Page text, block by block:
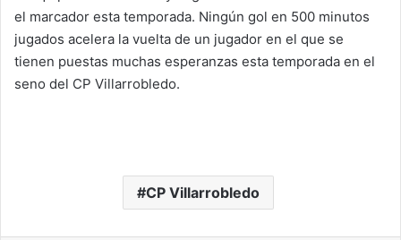
el marcador esta temporada. Ningún gol en 500 minutos
jugados acelera la vuelta de un jugador en el que se
tienen puestas muchas esperanzas esta temporada en el
seno del CP Villarrobledo.
CP Villarrobledo